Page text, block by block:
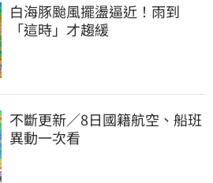
白海豚颱風擺盪逼近！雨到
「這時」才趨緩
不斷更新／8日國籍航空、船班
異動一次看